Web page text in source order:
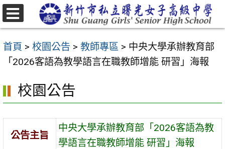
跳
至
要
區
首頁 > 校園公告 > 教師專區 > 中央大學承辦教育部
「2026客語為教學語言在職教師增能 研習」海報
校園公告
公告主旨
中央大學承辦教育部「2026客語為教
學語言在職教師增能 研習」海報
選
單